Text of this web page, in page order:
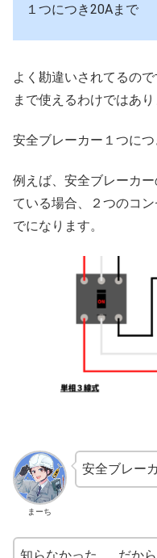
１つにつき20Aまで
よく勘違いされてるの
まで使えるわけではあり
安全ブレーカー１つにつ
例えば、安全ブレーカ
ている場合、２つのコ
でになります。
まーち
安全ブレー